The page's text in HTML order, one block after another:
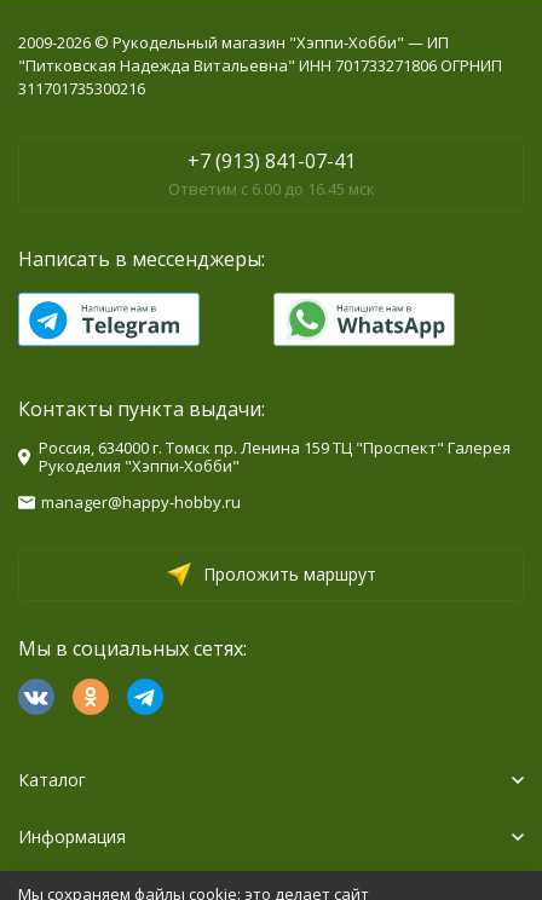
2009-2026 © Рукодельный магазин "Хэппи-Хобби" — ИП
"Питковская Надежда Витальевна" ИНН 701733271806 ОГРНИП
311701735300216
+7 (913) 841-07-41
Ответим с 6.00 до 16.45 мск
Написать в мессенджеры:
Контакты пункта выдачи:
Россия, 634000 г. Томск пр. Ленина 159 ТЦ "Проспект" Галерея
Рукоделия "Хэппи-Хобби"
manager@happy-hobby.ru
Проложить маршрут
Мы в социальных сетях:
Каталог
Информация
Дополнительно
Мы сохраняем файлы cookie: это делает сайт